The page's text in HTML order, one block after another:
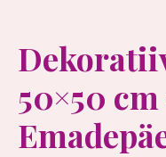
50×50 cm